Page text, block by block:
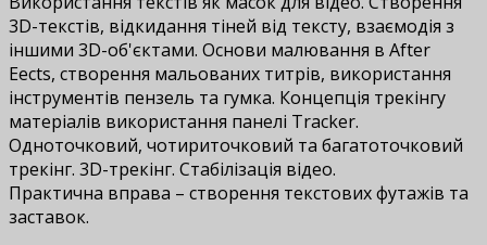
3D-текстів, відкидання тіней від тексту, взаємодія з
іншими 3D-об'єктами. Основи малювання в After
Effects, створення мальованих титрів, використання
інструментів пензель та гумка. Концепція трекінгу
матеріалів використання панелі Tracker.
Одноточковий, чотириточковий та багатоточковий
трекінг. 3D-трекінг. Стабілізація відео.
Практична вправа – створення текстових футажів та
заставок.